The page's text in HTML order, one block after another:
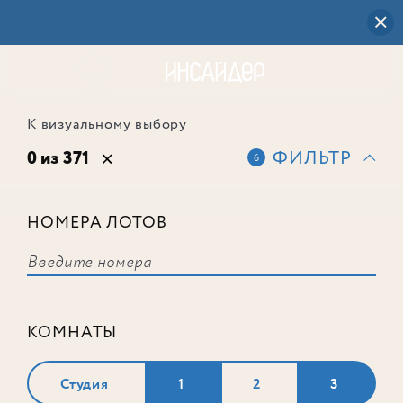
К визуальному выбору
0 из 371 6 ФИЛЬТР
НОМЕРА ЛОТОВ
КОМНАТЫ
Студия 1 2 3
соответствует ни одного лота